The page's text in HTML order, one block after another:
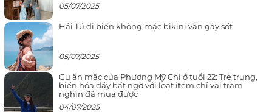
05/07/2025
Hải Tú đi biển không mặc bikini vẫn gây sốt
05/07/2025
Gu ăn mặc của Phương Mỹ Chi ở tuổi 22: Trẻ trung,
biến hóa đầy bất ngờ với loạt item chỉ vài trăm
nghìn đã mua được
04/07/2025